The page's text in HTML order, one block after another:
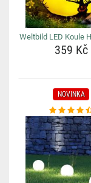
Weltbild LED Koule
359 Kč
NOVINKA